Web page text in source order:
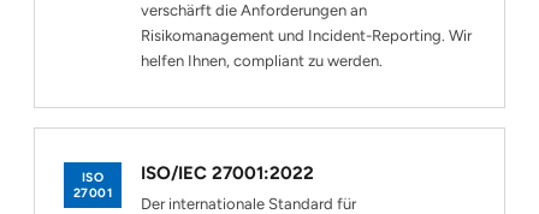
verschärft die Anforderungen an
Risikomanagement und Incident-Reporting. Wir
helfen Ihnen, compliant zu werden.
ISO
27001
ISO/IEC 27001:2022
Der internationale Standard für